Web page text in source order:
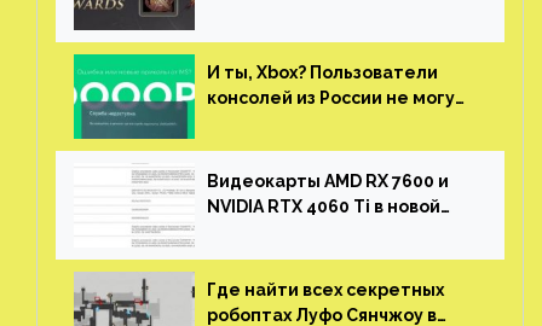
И ты, Xbox? Пользователи
консолей из России не могут
Видеокарты AMD RX 7600 и
NVIDIA RTX 4060 Ti в новой
Где найти всех секретных
робоптах Луфо Сянчжоу в